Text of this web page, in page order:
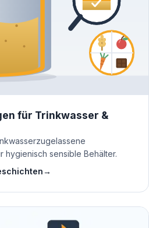
für Trinkwasser &
hygienisch sensible Behälter.
→